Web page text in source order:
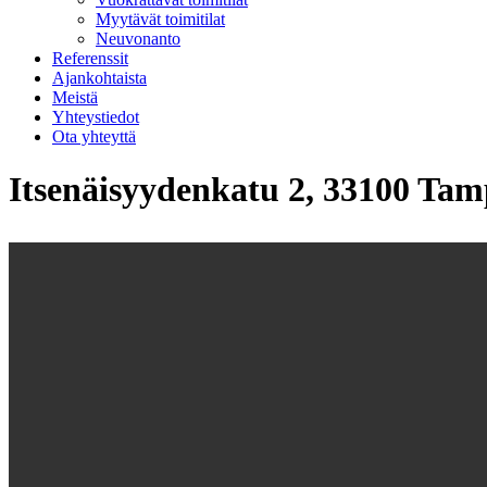
Myytävät toimitilat
Neuvonanto
Referenssit
Ajankohtaista
Meistä
Yhteystiedot
Ota yhteyttä
Itsenäisyydenkatu 2, 33100